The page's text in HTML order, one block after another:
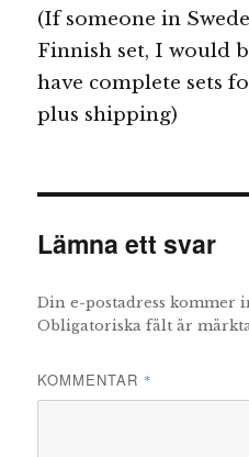
(If someone in
Finnish set, I would
have complete sets
plus shipping)
Lämna ett svar
Din e-postadress kommer
Obligatoriska fält är
KOMMENTAR *